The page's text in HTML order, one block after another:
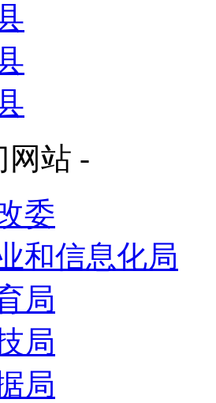
网站 -
委
和信息化局
局
局
局